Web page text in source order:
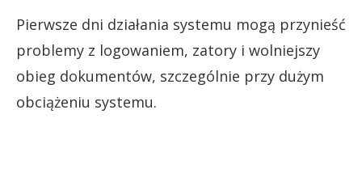
Pierwsze dni działania systemu mogą przynieść
problemy z logowaniem, zatory i wolniejszy
obieg dokumentów, szczególnie przy dużym
obciążeniu systemu.